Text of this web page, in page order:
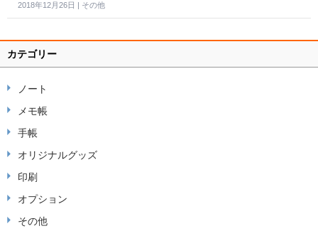
2018年12月26日 その他
カテゴリー
ノート
メモ帳
手帳
オリジナルグッズ
印刷
オプション
その他